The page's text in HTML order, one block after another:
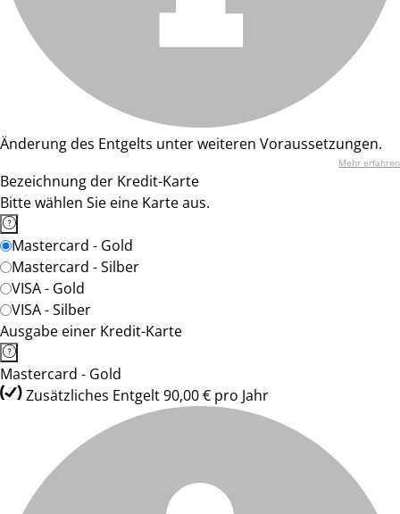
Änderung des Entgelts unter weiteren Voraussetzungen.
Mehr erfahren
Bezeichnung der Kredit-Karte
Bitte wählen Sie eine Karte aus.
Mastercard - Gold
Mastercard - Silber
VISA - Gold
VISA - Silber
Ausgabe einer Kredit-Karte
Mastercard - Gold
Zusätzliches Entgelt 90,00 € pro Jahr